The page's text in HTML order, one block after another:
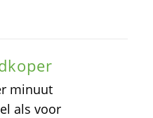
minuut
als voor